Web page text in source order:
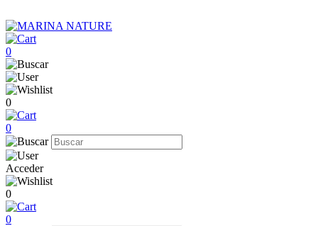
0
0
0
Acceder
0
0